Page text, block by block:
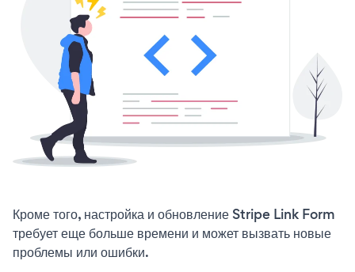
Кроме того, настройка и обновление Stripe Link Form
требует еще больше времени и может вызвать новые
проблемы или ошибки.